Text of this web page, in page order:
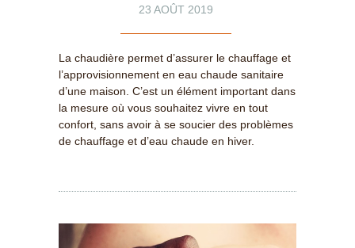
23 AOÛT 2019
La chaudière permet d’assurer le chauffage et
l’approvisionnement en eau chaude sanitaire
d’une maison. C’est un élément important dans
la mesure où vous souhaitez vivre en tout
confort, sans avoir à se soucier des problèmes
de chauffage et d’eau chaude en hiver.